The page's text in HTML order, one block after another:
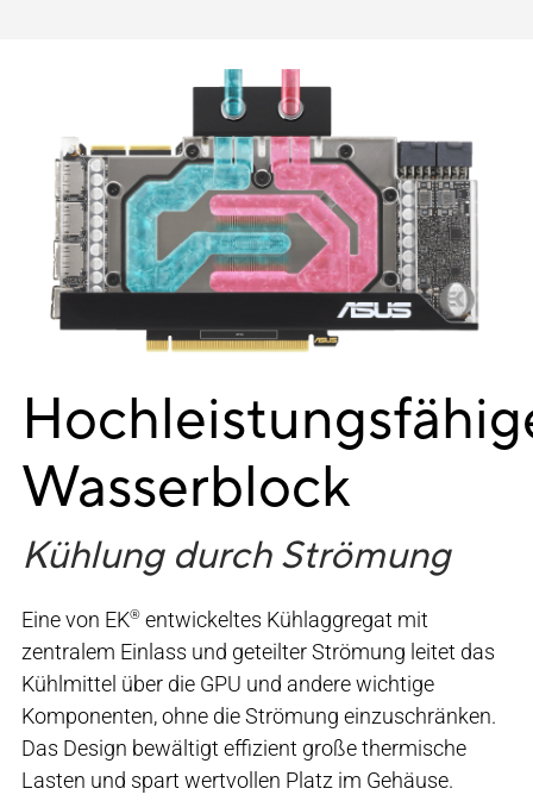
Wasserblock
Kühlung durch Strömung
Eine von EK® entwickeltes Kühlaggregat mit
zentralem Einlass und geteilter Strömung leitet das
Kühlmittel über die GPU und andere wichtige
Komponenten, ohne die Strömung einzuschränken.
Das Design bewältigt effizient große thermische
Lasten und spart wertvollen Platz im Gehäuse.